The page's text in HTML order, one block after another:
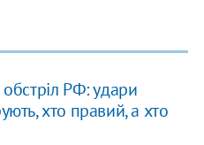
РФ: удари
хто правий, а хто